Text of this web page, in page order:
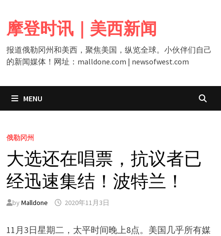
content
摩登时讯｜美西新闻
报道俄勒冈州和美西，聚焦美国，纵览全球。小伙伴们自己
的新闻媒体！网址：malldone.com | newsofwest.com
MENU
俄勒冈州
大选还在唱票，抗议者已
经迅速集结！波特兰！
by Malldone 2020年11月3日
11月3日星期二，太平时间晚上8点。美国几乎所有媒